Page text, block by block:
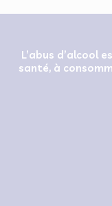
L’abus d’alcool
santé, à